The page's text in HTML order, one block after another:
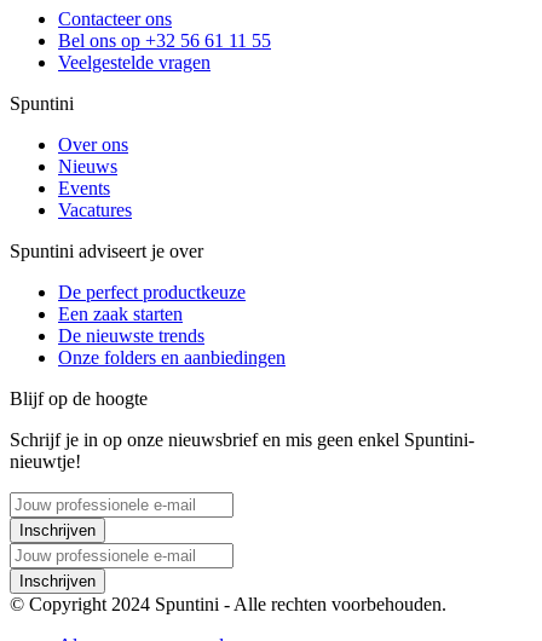
Contacteer ons
Bel ons op +32 56 61 11 55
Veelgestelde vragen
Spuntini
Over ons
Nieuws
Events
Vacatures
Spuntini adviseert je over
De perfect productkeuze
Een zaak starten
De nieuwste trends
Onze folders en aanbiedingen
Blijf op de hoogte
Schrijf je in op onze nieuwsbrief en mis geen enkel Spuntini-
nieuwtje!
Inschrijven
Inschrijven
© Copyright 2024 Spuntini - Alle rechten voorbehouden.